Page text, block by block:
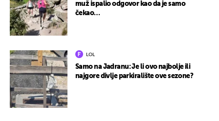
muž ispalio odgovor kao da je samo
čekao…
LOL
Samo na Jadranu: Je li ovo najbolje ili
najgore divlje parkiralište ove sezone?